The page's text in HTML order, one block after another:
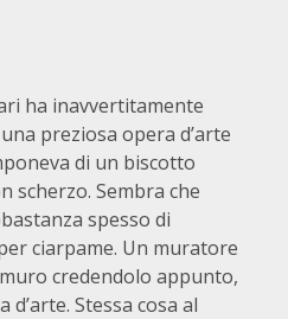
ha inavvertitamente
preziosa opera d’arte
di un biscotto
scherzo. Sembra che
spesso di
ciarpame. Un muratore
credendolo appunto,
Stessa cosa al